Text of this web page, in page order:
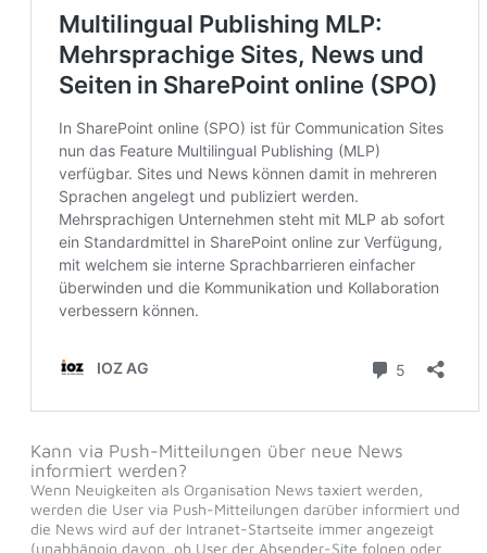
Kann via Push-Mitteilungen über neue News
informiert werden?
Wenn Neuigkeiten als Organisation News taxiert werden,
werden die User via Push-Mitteilungen darüber informiert und
die News wird auf der Intranet-Startseite immer angezeigt
(unabhängig davon, ob User der Absender-Site folgen oder